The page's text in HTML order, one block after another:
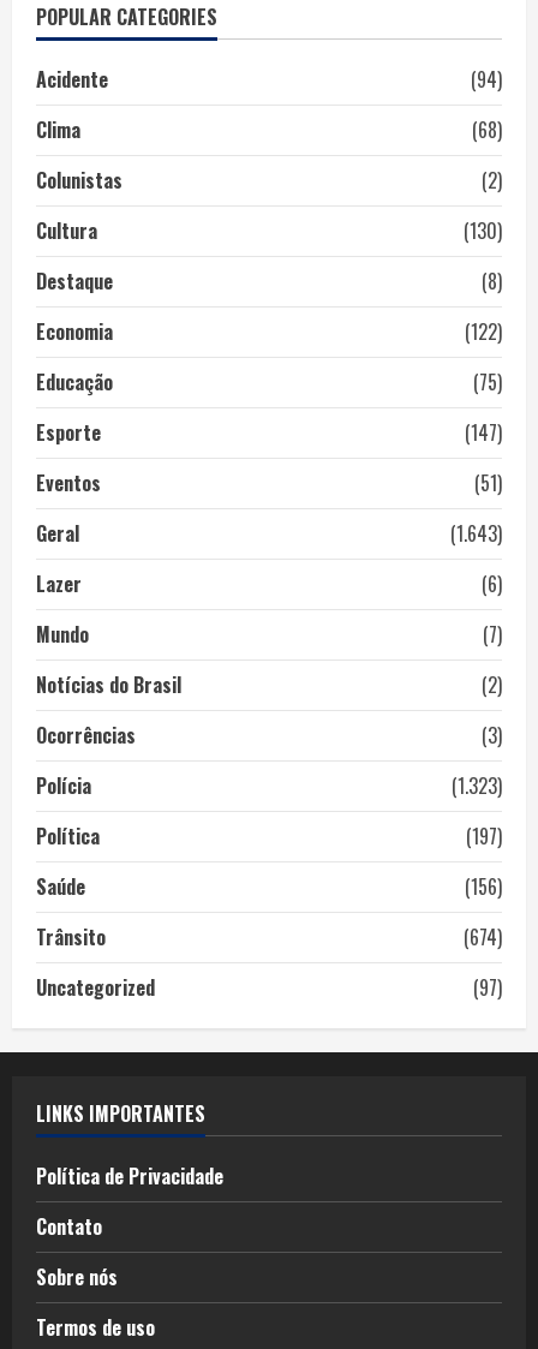
POPULAR CATEGORIES
Acidente
(94)
Clima
(68)
Colunistas
(2)
Cultura
(130)
Destaque
(8)
Economia
(122)
Educação
(75)
Esporte
(147)
Eventos
(51)
Geral
(1.643)
Lazer
(6)
Mundo
(7)
Notícias do Brasil
(2)
Ocorrências
(3)
Polícia
(1.323)
Política
(197)
Saúde
(156)
Trânsito
(674)
Uncategorized
(97)
LINKS IMPORTANTES
Política de Privacidade
Contato
Sobre nós
Termos de uso